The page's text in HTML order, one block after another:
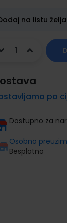
na listu želja
po
Dostupno za
Osobno
Besplatno